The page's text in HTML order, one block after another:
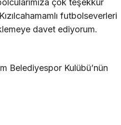
çok teşekkür
futbolseverleri
davet ediyorum.
Belediyespor Kulübü’nün